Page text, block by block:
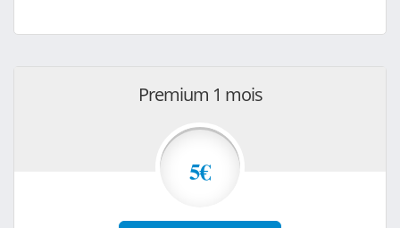
Premium 1 mois
5€